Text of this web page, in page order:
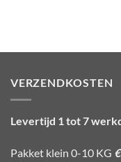
VERZENDKOSTEN
Levertijd 1 tot 7
Pakket klein 0-10 KG